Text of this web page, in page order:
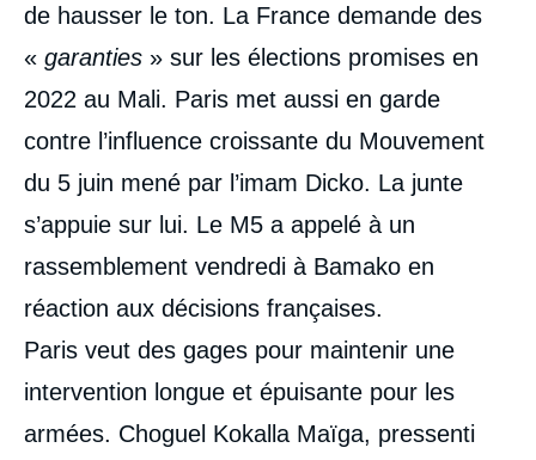
de hausser le ton. La France demande des
« garanties » sur les élections promises en
2022 au Mali. Paris met aussi en garde
contre l’influence croissante du Mouvement
du 5 juin mené par l’imam Dicko. La junte
s’appuie sur lui. Le M5 a appelé à un
rassemblement vendredi à Bamako en
réaction aux décisions françaises.
Paris veut des gages pour maintenir une
intervention longue et épuisante pour les
armées. Choguel Kokalla Maïga, pressenti